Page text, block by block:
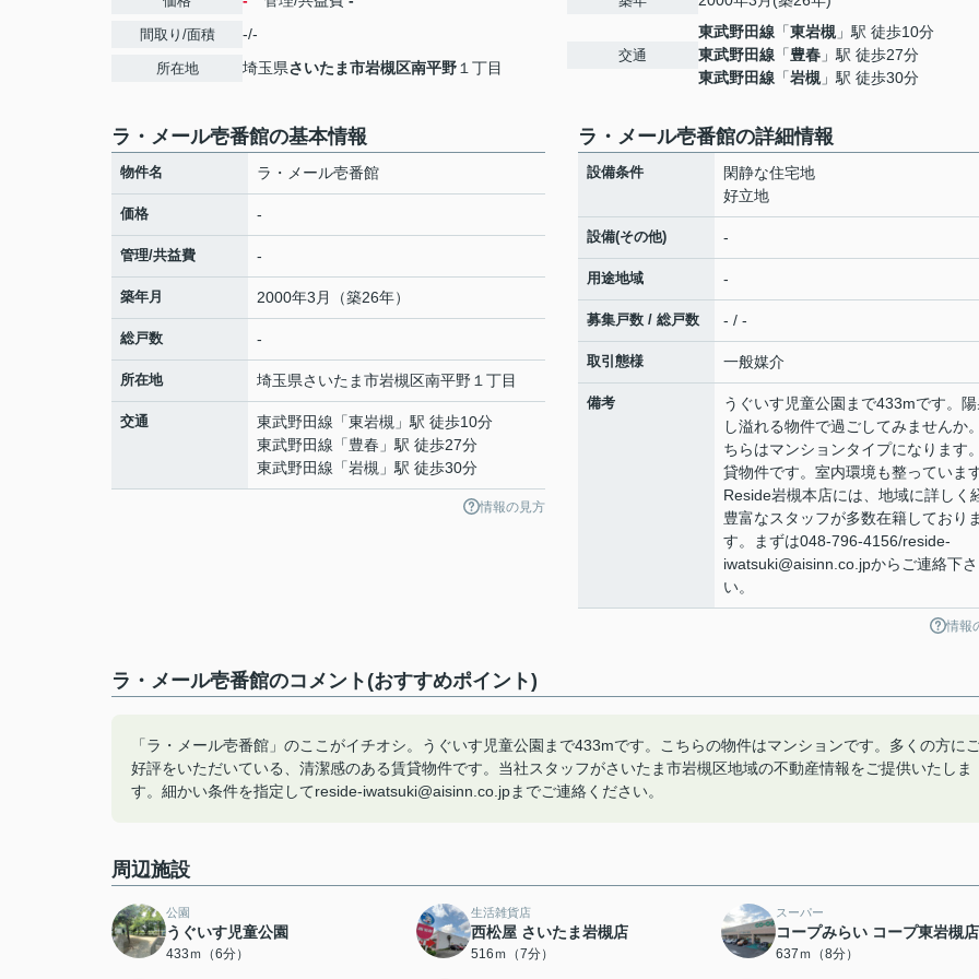
間取り/面積 -/-
所在地 埼玉県さいたま市岩槻区南平野 １丁目
交通
東武野田線 「東岩槻 」駅 徒歩10分
東武野田線 「豊春 」駅 徒歩27分
東武野田線 「岩槻 」駅 徒歩30分
ラ・メール壱番館の基本情報
物件名 ラ・メール壱番館
価格 -
管理/共益費 -
築年月 2000年3月（築26年）
総戸数 -
所在地 埼玉県さいたま市岩槻区南平野 １丁目
交通 東武野田線 「東岩槻 」駅 徒歩10分
東武野田線 「豊春 」駅 徒歩27分
東武野田線 「岩槻 」駅 徒歩30分
情報の見方
ラ・メール壱番館の詳細情報
設備条件
閑静な住宅地
好立地
設備(その他) -
用途地域 -
募集戸数 / 総戸数 - / -
取引態様 一般媒介
備考
うぐいす児童公園まで433mです。
し溢れる物件で過ごしてみませんか
ちらはマンションタイプになります
貸物件です。室内環境も整っています
Reside岩槻本店には、地域に詳しく
豊富なスタッフが多数在籍しておりま
す。まずは048-796-4156/reside-
iwatsuki@aisinn.co.jpからご連絡下さ
い。
情報
ラ・メール壱番館のコメント(おすすめポイント)
「ラ・メール壱番館」のここがイチオシ。うぐいす児童公園まで433mです。こちらの物件はマンションです。多くの方に
好評をいただいている、清潔感のある賃貸物件です。当社スタッフがさいたま市岩槻区地域の不動産情報をご提供いたしま
す。細かい条件を指定してreside-iwatsuki@aisinn.co.jpまでご連絡ください。
周辺施設
公園
うぐいす児童公園
433ｍ（6分）
生活雑貨店
西松屋 さいたま岩槻店
516ｍ（7分）
スーパー
コープみらい コープ東岩槻店
637ｍ（8分）